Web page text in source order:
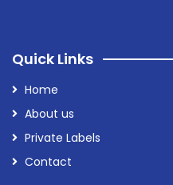
Quick Links
Home
About us
Private Labels
Contact